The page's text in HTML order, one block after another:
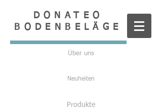
DONATEO
BODENBELÄGE
Über uns
Neuheiten
Produkte